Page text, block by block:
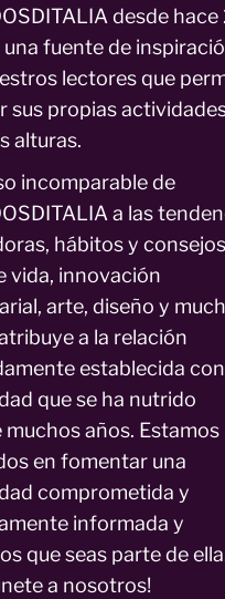
desde hace
una fuente de
lectores que
sus propias
alturas.
incomparable de
a las
hábitos y
vida, innovación
arte, diseño y
a la relación
establecida
que se ha nutrido
años. Estamos
en fomentar una
comprometida y
informada y
que seas parte de
a nosotros!